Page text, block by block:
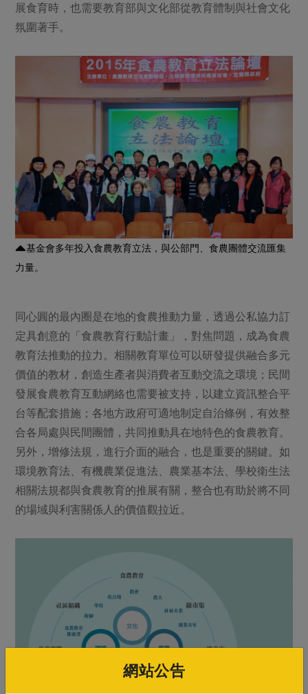
展食育時，也需要教育部與文化部從教育體制與社會文化
氛圍著手。
基金會多年投入食農教育立法，與公部門、食農團體交流匯集
力量。
同心圓的最內圈是在地的食農推動力量，透過公私協力訂
定具創意的「食農教育行動計畫」，對焦問題，成為食農
教育法推動的拉力。相關教育單位可以研發提供融合多元
價值的教材，創造生產者與消費者互動交流之環境；民間
發展食農教育互動網絡也需要被支持，以建立資訊整合平
台等配套措施；各地方政府可適地制定自治條例，有效整
合各局處與民間團體，共同推動具在地特色的食農教育。
另外，增修法規，進行介面的融合，也是重要的關鍵。如
環境教育法、有機農業促進法、農業基本法、學校衛生法
相關法規都與食農教育的推展有關，整合也有助於將不同
的場域與利害關係人的價值觀拉近。
網站公告